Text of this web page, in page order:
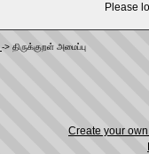
Please
-> திருக்குறள்‌ அமைப்பு
Create your